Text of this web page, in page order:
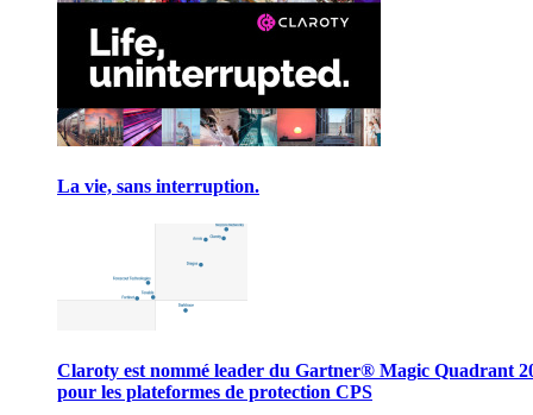
La vie, sans interruption.
Claroty est nommé leader du Gartner® Magic Quadrant
pour les plateformes de protection CPS